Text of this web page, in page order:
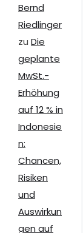
Bernd
Riedlinger
zu Die
geplante
MwSt.-
Erhöhung
auf 12 % in
Indonesie
n:
Chancen,
Risiken
und
Auswirkun
gen auf